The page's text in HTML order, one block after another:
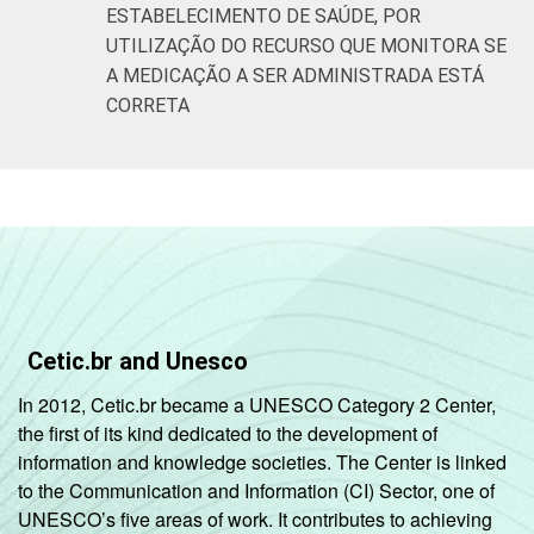
ESTABELECIMENTO DE SAÚDE, POR
UTILIZAÇÃO DO RECURSO QUE MONITORA SE
A MEDICAÇÃO A SER ADMINISTRADA ESTÁ
CORRETA
Cetic.br and Unesco
In 2012, Cetic.br became a UNESCO Category 2 Center,
the first of its kind dedicated to the development of
information and knowledge societies. The Center is linked
to the Communication and Information (CI) Sector, one of
UNESCO’s five areas of work. It contributes to achieving